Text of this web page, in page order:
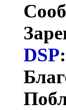
DSP: